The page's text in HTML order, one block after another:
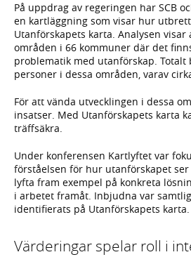
På uppdrag av regeringen har SCB
en kartläggning som visar hur
Utanförskapets karta. Analysen
områden i 66 kommuner där det
problematik med utanförskap. Totalt
personer i dessa områden, varav
För att vända utvecklingen i dessa
insatser. Med Utanförskapets karta
träffsäkra.
Under konferensen Kartlyftet var
förståelsen för hur utanförskapet ser
lyfta fram exempel på konkreta
i arbetet framåt. Inbjudna var
identifierats på Utanförskapets karta.
Värderingar spelar roll i